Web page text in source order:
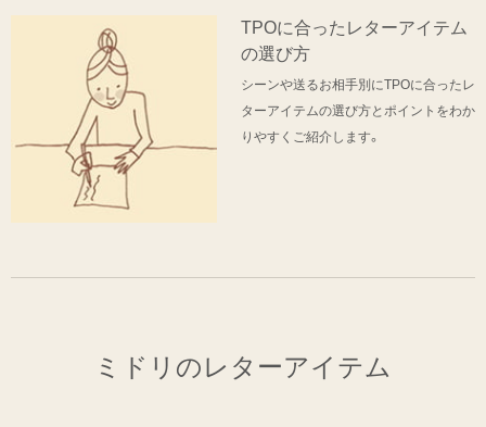
TPOに合ったレターアイテム
の選び方
シーンや送るお相手別にTPOに合ったレ
ターアイテムの選び方とポイントをわか
りやすくご紹介します。
ミドリのレターアイテム